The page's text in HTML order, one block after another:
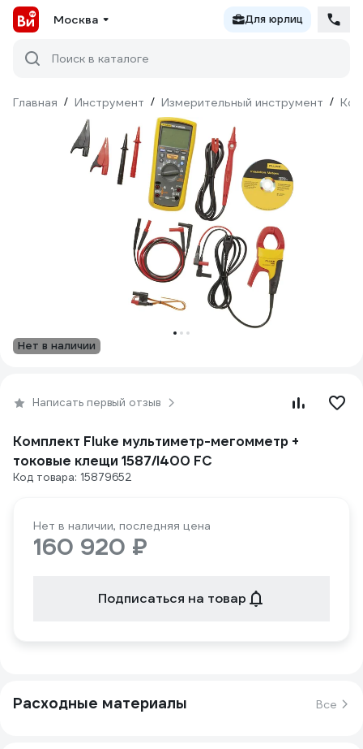
Москва Для юрлиц
Поиск в каталоге
Главная / Инструмент / Измерительный инструмент /
Нет в наличии
Написать первый отзыв
Комплект Fluke мультиметр-мегомметр +
токовые клещи 1587/I400 FC
Код товара: 15879652
Нет в наличии, последняя цена
160 920 ₽
Подписаться на товар
Расходные материалы Все